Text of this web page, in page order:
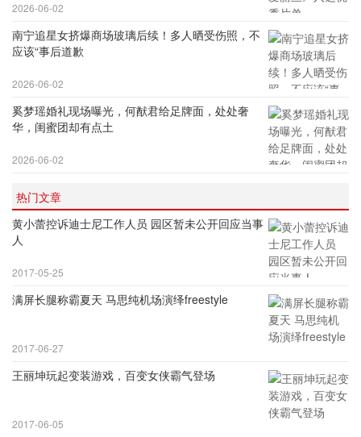
2026-06-02
南宁追星女挤爆商场玻璃后续！多人晒受伤照，不
应该“事后道歉
2026-06-02
奚梦瑶婚礼现场曝光，何猷君给足牌面，处处奢
华，闺蜜团却有点土
2026-06-02
热门文章
黄小蕾控诉迪士尼工作人员 园区暂未公开回应当事
人
2017-05-25
满屏长腿称霸夏天 马思纯机场演绎freestyle
2017-06-27
王丽坤玩起变装游戏，百变女侠霸气登场
2017-06-05